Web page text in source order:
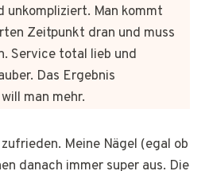
unkompliziert. Man kommt
Zeitpunkt dran und muss
Service total lieb und
Das Ergebnis
man mehr.
Meine Nägel (egal ob
danach immer super aus. Die